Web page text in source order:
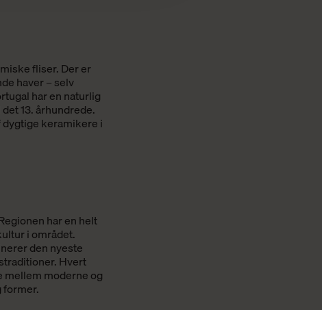
fliser. Der er
haver – selv
har en naturlig
13. århundrede.
keramikere i
har en helt
i området.
den nyeste
Hvert
moderne og